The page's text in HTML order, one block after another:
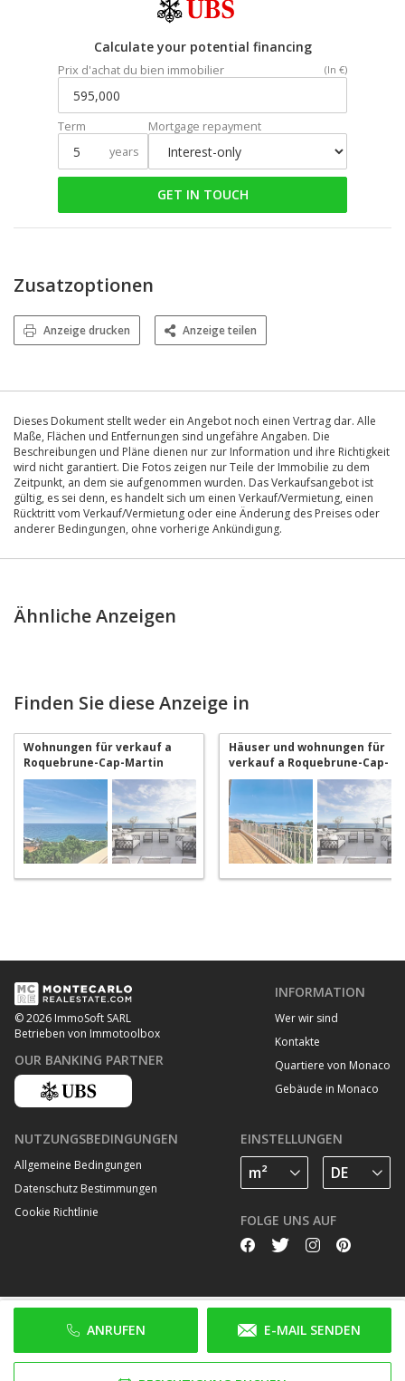
Calculate your potential financing
Prix d'achat du bien immobilier (In €)
Term
years
Mortgage repayment
GET IN TOUCH
ANRUFEN E-MAIL SENDEN
Zusatzoptionen
Anzeige drucken Anzeige teilen
Dieses Dokument stellt weder ein Angebot noch einen Vertrag dar. Alle
Maße, Flächen und Entfernungen sind ungefähre Angaben. Die
Beschreibungen und Pläne dienen nur zur Information und ihre Richtigkeit
wird nicht garantiert. Die Fotos zeigen nur Teile der Immobilie zu dem
Zeitpunkt, an dem sie aufgenommen wurden. Das Verkaufsangebot ist
gültig, es sei denn, es handelt sich um einen Verkauf/Vermietung, einen
Rücktritt vom Verkauf/Vermietung oder eine Änderung des Preises oder
anderer Bedingungen, ohne vorherige Ankündigung.
Ähnliche Anzeigen
Finden Sie diese Anzeige in
Wohnungen für verkauf a
Roquebrune-Cap-Martin
Häuser und wohnungen für
verkauf a Roquebrune-Cap-
Martin
© 2026 ImmoSoft SARL
Betrieben von Immotoolbox
OUR BANKING PARTNER
INFORMATION
Wer wir sind
Kontakte
Quartiere von Monaco
Gebäude in Monaco
NUTZUNGSBEDINGUNGEN
Allgemeine Bedingungen
Datenschutz Bestimmungen
Cookie Richtlinie
EINSTELLUNGEN
FOLGE UNS AUF